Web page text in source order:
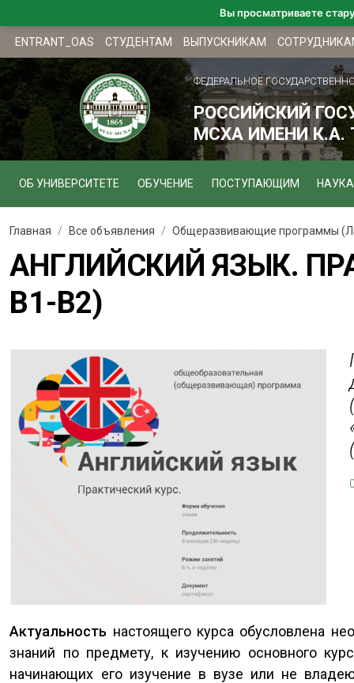
ENTRANT_OAS СТУДЕНТАМ ВЫПУСКНИКАМ
ФЕДЕРАЛЬНОЕ
РОССИЙСКИЙ
МСХА ИМЕНИ К.А.
ОБ УНИВЕРСИТЕТЕ ОБУЧЕНИЕ ПОСТУПАЮЩИМ
Главная Все объявления Общеразвивающие программы
АНГЛИЙСКИЙ ЯЗЫК.
В1-В2)
Актуальность настоящего курса обусловлена
знаний по предмету, к изучению основного
начинающих его изучение в вузе или не
Вы просматриваете